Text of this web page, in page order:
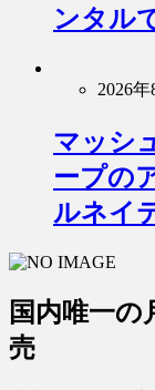
ンタル
2026年
マッシ
ープの
ルネイ
国内唯一
売